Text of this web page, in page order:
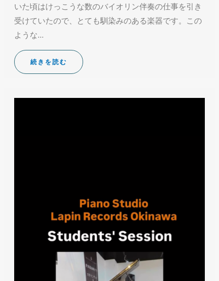
いた頃はけっこうな数のバイオリン伴奏の仕事を引き
受けていたので、とても馴染みのある楽器です。この
ような…
続きを読む